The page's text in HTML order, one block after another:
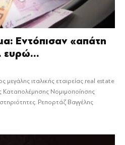
Εντόπισαν «απάτη
ευρώ...
ιταλικής εταιρείας real estate
Καταπολέμησης Νομιμοποίησης
Ρεπορτάζ Βαγγέλης